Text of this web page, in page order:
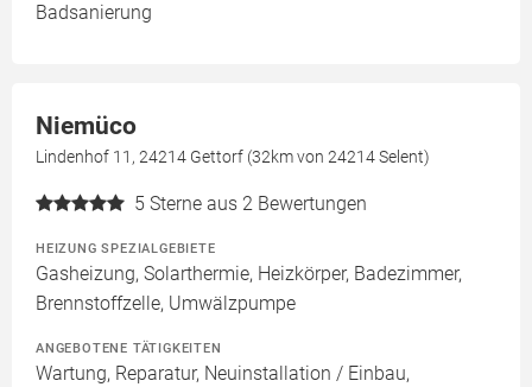
Badsanierung
Niemüco
Lindenhof 11, 24214 Gettorf (32km von 24214 Selent)
5 Sterne aus 2 Bewertungen
HEIZUNG SPEZIALGEBIETE
Gasheizung, Solarthermie, Heizkörper, Badezimmer,
Brennstoffzelle, Umwälzpumpe
ANGEBOTENE TÄTIGKEITEN
Wartung, Reparatur, Neuinstallation / Einbau,